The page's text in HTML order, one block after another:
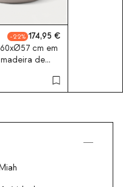
22
174,95
cm em
de